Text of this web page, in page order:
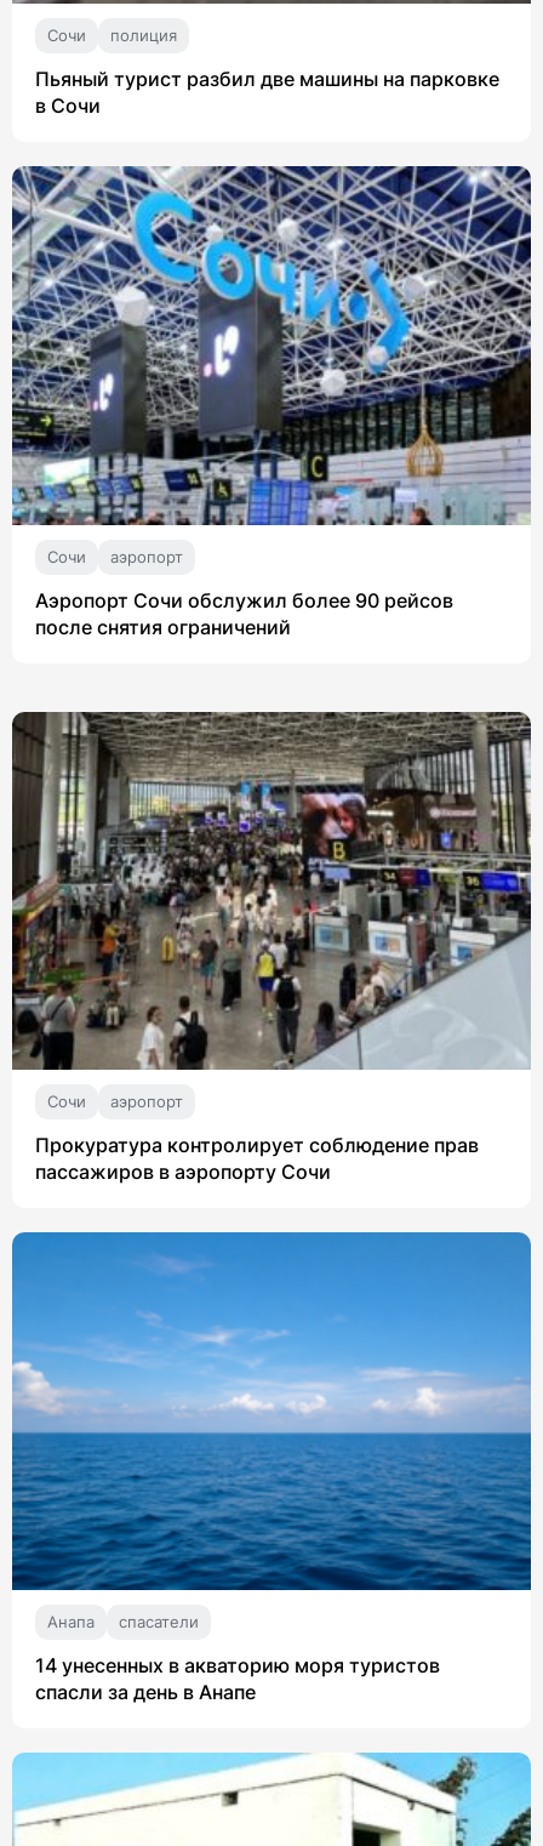
Сочи полиция
Пьяный турист разбил две машины на парковке
в Сочи
Сочи аэропорт
Аэропорт Сочи обслужил более 90 рейсов
после снятия ограничений
Сочи аэропорт
Прокуратура контролирует соблюдение прав
пассажиров в аэропорту Сочи
Анапа спасатели
14 унесенных в акваторию моря туристов
спасли за день в Анапе